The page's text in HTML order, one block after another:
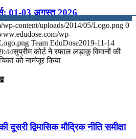
01-03 अगस्त 2026
28-31 जुलाई 2026
22-24 जुलाई 2026
wp-content/uploads/2014/05/Logo.png 0
wp-
Team EduDose2019-11-14
सुप्रीम कोर्ट ने रफाल लड़ाकू विमानों की
को नामंजूर किया
दूसरी द्विमासिक मौद्रिक नीति समीक्षा